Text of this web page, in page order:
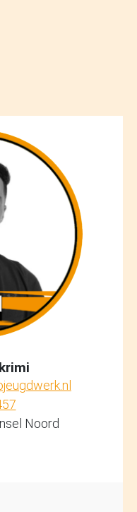
Noord